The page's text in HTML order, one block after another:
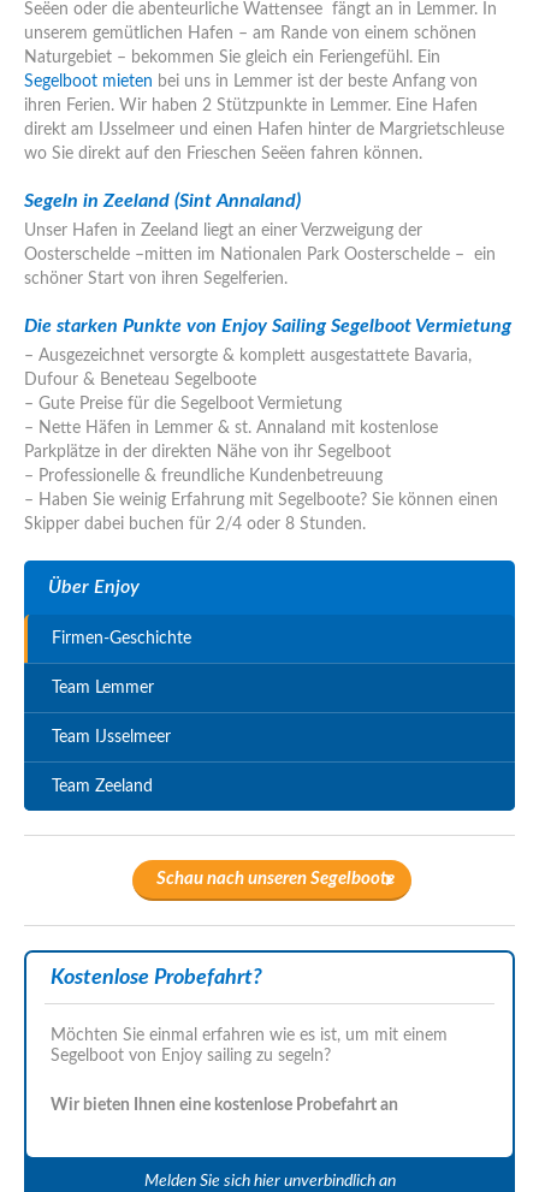
Seëen oder die abenteurliche Wattensee fängt an in Lemmer. In
unserem gemütlichen Hafen – am Rande von einem schönen
Naturgebiet – bekommen Sie gleich ein Feriengefühl. Ein
Segelboot mieten bei uns in Lemmer ist der beste Anfang von
ihren Ferien. Wir haben 2 Stützpunkte in Lemmer. Eine Hafen
direkt am IJsselmeer und einen Hafen hinter de Margrietschleuse
wo Sie direkt auf den Frieschen Seëen fahren können.
Segeln in Zeeland (Sint Annaland)
Unser Hafen in Zeeland liegt an einer Verzweigung der
Oosterschelde –mitten im Nationalen Park Oosterschelde – ein
schöner Start von ihren Segelferien.
Die starken Punkte von Enjoy Sailing Segelboot Vermietung
– Ausgezeichnet versorgte & komplett ausgestattete Bavaria,
Dufour & Beneteau Segelboote
– Gute Preise für die Segelboot Vermietung
– Nette Häfen in Lemmer & st. Annaland mit kostenlose
Parkplätze in der direkten Nähe von ihr Segelboot
– Professionelle & freundliche Kundenbetreuung
– Haben Sie weinig Erfahrung mit Segelboote? Sie können einen
Skipper dabei buchen für 2/4 oder 8 Stunden.
Über Enjoy
Firmen-Geschichte
Team Lemmer
Team IJsselmeer
Team Zeeland
Schau nach unseren Segelboote
Kostenlose Probefahrt?
Möchten Sie einmal erfahren wie es ist, um mit einem
Segelboot von Enjoy sailing zu segeln?
Wir bieten Ihnen eine kostenlose Probefahrt an
Melden Sie sich hier unverbindlich an